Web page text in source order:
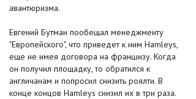
авантюризма.
Евгений Бутман пообещал менеджменту
"Европейского", что приведет к ним Hamleys,
еще не имея договора на франшизу. Когда
он получил площадку, то обратился к
англичанам и попросил снизить роялти. В
конце концов Hamleys снизил их в три раза.